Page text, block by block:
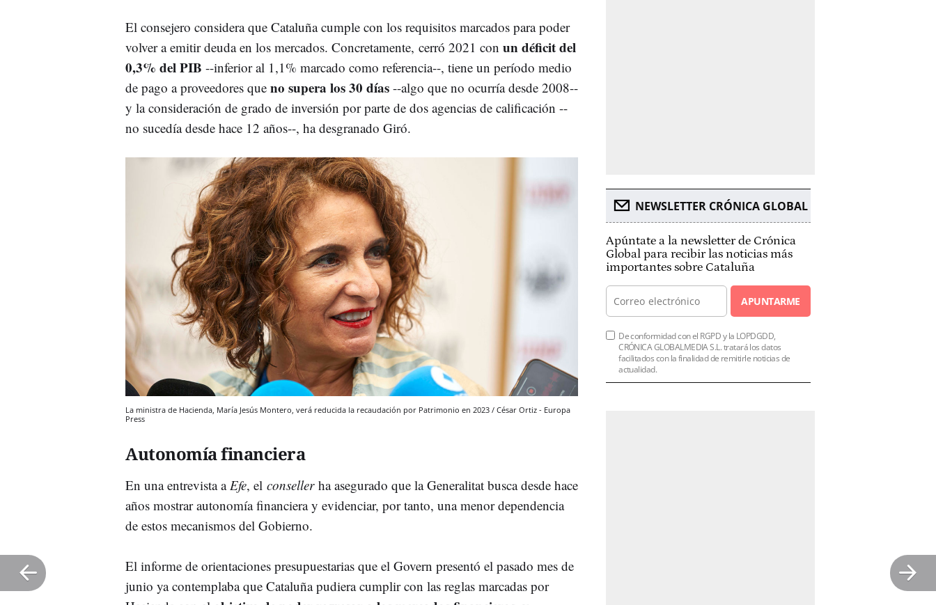
El consejero considera que Cataluña cumple con los requisitos marcados para poder
volver a emitir deuda en los mercados. Concretamente, cerró 2021 con un déficit del
0,3% del PIB --inferior al 1,1% marcado como referencia--, tiene un período medio
de pago a proveedores que no supera los 30 días --algo que no ocurría desde 2008--
y la consideración de grado de inversión por parte de dos agencias de calificación --
no sucedía desde hace 12 años--, ha desgranado Giró.
La ministra de Hacienda, María Jesús Montero, verá reducida la recaudación por Patrimonio en 2023 / César Ortiz - Europa
Press
Autonomía financiera
En una entrevista aEfe, el conseller ha asegurado que la Generalitat busca desde hace
años mostrar autonomía financiera y evidenciar, por tanto, una menor dependencia
de estos mecanismos del Gobierno.
El informe de orientaciones presupuestarias que el Govern presentó el pasado mes de
junio ya contemplaba que Cataluña pudiera cumplir con las reglas marcadas por
NEWSLETTER CRÓNICA GLOBAL
Apúntate a la newsletter de Crónica
Global para recibir las noticias más
importantes sobre Cataluña
APUNTARME
De conformidad con el RGPD y la LOPDGDD,
CRÓNICA GLOBALMEDIA S.L. tratará los datos
facilitados con la finalidad de remitirle noticias de
actualidad.